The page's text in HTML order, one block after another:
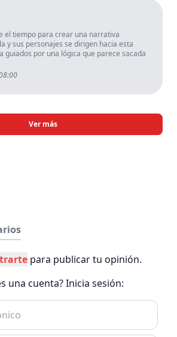
el tiempo para crear una narrativa
y sus personajes se dirigen hacia esta
guiados por una lógica que parece sacada
Ver más
para publicar tu opinión.
una cuenta? Inicia sesión: